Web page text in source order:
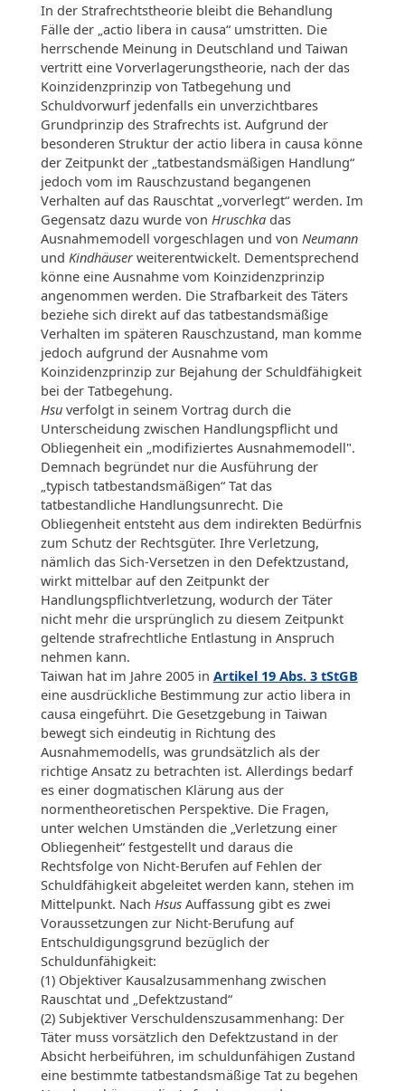
In der Strafrechtstheorie bleibt die Behandlung
Fälle der „actio libera in causa“ umstritten. Die
herrschende Meinung in Deutschland und Taiwan
vertritt eine Vorverlagerungstheorie, nach der das
Koinzidenzprinzip von Tatbegehung und
Schuldvorwurf jedenfalls ein unverzichtbares
Grundprinzip des Strafrechts ist. Aufgrund der
besonderen Struktur der actio libera in causa könne
der Zeitpunkt der „tatbestandsmäßigen Handlung“
jedoch vom im Rauschzustand begangenen
Verhalten auf das Rauschtat „vorverlegt“ werden. Im
Gegensatz dazu wurde von Hruschkadas
Ausnahmemodell vorgeschlagen und von Neumann
und Kindhäuserweiterentwickelt. Dementsprechend
könne eine Ausnahme vom Koinzidenzprinzip
angenommen werden. Die Strafbarkeit des Täters
beziehe sich direkt auf das tatbestandsmäßige
Verhalten im späteren Rauschzustand, man komme
jedoch aufgrund der Ausnahme vom
Koinzidenzprinzip zur Bejahung der Schuldfähigkeit
bei der Tatbegehung.
Hsuverfolgt in seinem Vortrag durch die
Unterscheidung zwischen Handlungspflicht und
Obliegenheit ein „modifiziertes Ausnahmemodell".
Demnach begründet nur die Ausführung der
„typisch tatbestandsmäßigen“ Tat das
tatbestandliche Handlungsunrecht. Die
Obliegenheit entsteht aus dem indirekten Bedürfnis
zum Schutz der Rechtsgüter. Ihre Verletzung,
nämlich das Sich-Versetzen in den Defektzustand,
wirkt mittelbar auf den Zeitpunkt der
Handlungspflichtverletzung, wodurch der Täter
nicht mehr die ursprünglich zu diesem Zeitpunkt
geltende strafrechtliche Entlastung in Anspruch
nehmen kann.
Taiwan hat im Jahre 2005 in Artikel 19 Abs. 3 tStGB
eine ausdrückliche Bestimmung zur actio libera in
causa eingeführt. Die Gesetzgebung in Taiwan
bewegt sich eindeutig in Richtung des
Ausnahmemodells, was grundsätzlich als der
richtige Ansatz zu betrachten ist. Allerdings bedarf
es einer dogmatischen Klärung aus der
normentheoretischen Perspektive. Die Fragen,
unter welchen Umständen die „Verletzung einer
Obliegenheit“ festgestellt und daraus die
Rechtsfolge von Nicht-Berufen auf Fehlen der
Schuldfähigkeit abgeleitet werden kann, stehen im
Mittelpunkt. Nach HsusAuffassung gibt es zwei
Voraussetzungen zur Nicht-Berufung auf
Entschuldigungsgrund bezüglich der
Schuldunfähigkeit:
(1) Objektiver Kausalzusammenhang zwischen
Rauschtat und „Defektzustand“
(2) Subjektiver Verschuldenszusammenhang: Der
Täter muss vorsätzlich den Defektzustand in der
Absicht herbeiführen, im schuldunfähigen Zustand
eine bestimmte tatbestandsmäßige Tat zu begehen